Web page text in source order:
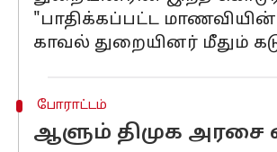
"பாதிக்கப்பட்ட
காவல் துறையினர் மீதும்
போராட்டம்
ஆளும் திமுக அரசை